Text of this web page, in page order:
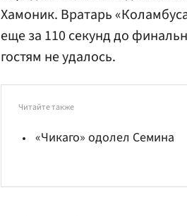
Хамоник. Вратарь
еще за 110 секунд до
гостям не удалось.
Читайте также
«Чикаго» одолел Семина